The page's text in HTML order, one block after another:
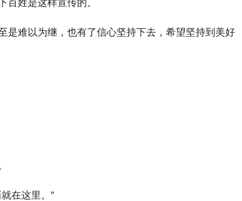
姓是这样宣传的。
难以为继，也有了信心坚持下去，希望坚持到美好
在这里。”